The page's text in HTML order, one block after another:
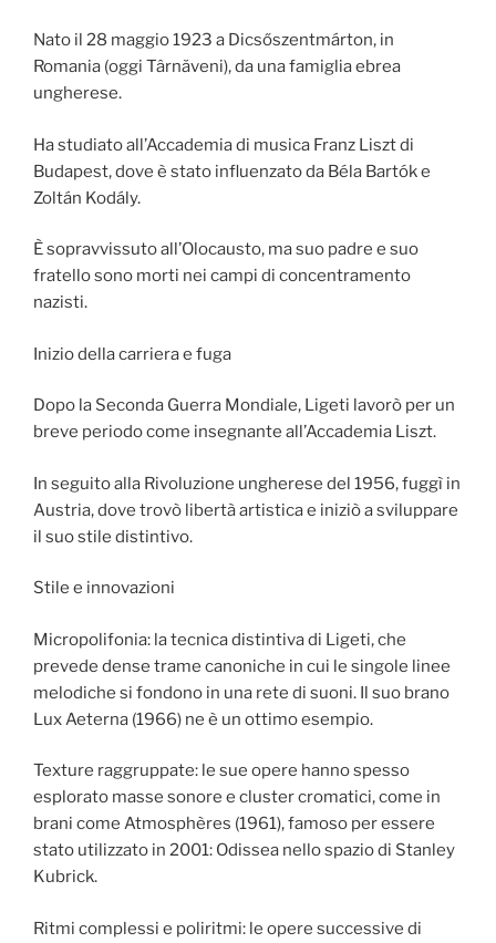
Nato il 28 maggio 1923 a Dicsőszentmárton, in
Romania (oggi Târnăveni), da una famiglia ebrea
ungherese.
Ha studiato all’Accademia di musica Franz Liszt di
Budapest, dove è stato influenzato da Béla Bartók e
Zoltán Kodály.
È sopravvissuto all’Olocausto, ma suo padre e suo
fratello sono morti nei campi di concentramento
nazisti.
Inizio della carriera e fuga
Dopo la Seconda Guerra Mondiale, Ligeti lavorò per un
breve periodo come insegnante all’Accademia Liszt.
In seguito alla Rivoluzione ungherese del 1956, fuggì in
Austria, dove trovò libertà artistica e iniziò a sviluppare
il suo stile distintivo.
Stile e innovazioni
Micropolifonia: la tecnica distintiva di Ligeti, che
prevede dense trame canoniche in cui le singole linee
melodiche si fondono in una rete di suoni. Il suo brano
Lux Aeterna (1966) ne è un ottimo esempio.
Texture raggruppate: le sue opere hanno spesso
esplorato masse sonore e cluster cromatici, come in
brani come Atmosphères (1961), famoso per essere
stato utilizzato in 2001: Odissea nello spazio di Stanley
Kubrick.
Ritmi complessi e poliritmi: le opere successive di